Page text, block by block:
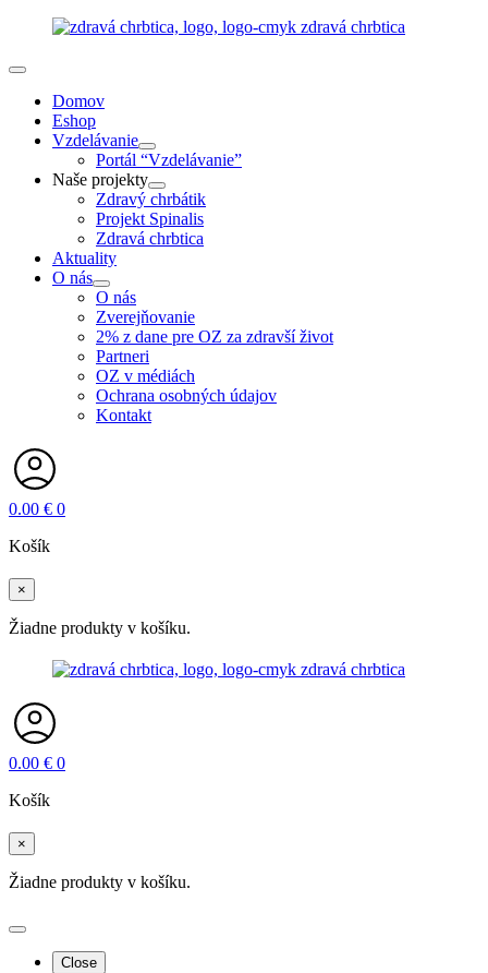
Domov
Eshop
Vzdelávanie
Portál “Vzdelávanie”
Naše projekty
Zdravý chrbátik
Projekt Spinalis
Zdravá chrbtica
Aktuality
O nás
O nás
Zverejňovanie
2% z dane pre OZ za zdravší život
Partneri
OZ v médiách
Ochrana osobných údajov
Kontakt
0.00 € 0
Košík
×
Žiadne produkty v košíku.
0.00 € 0
Košík
×
Žiadne produkty v košíku.
Close